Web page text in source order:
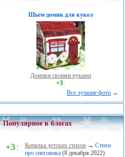
Шьем домик для кукол
Домики своими руками
+3↑
Все лучшие фото →
Популярное в блогах
+3↑ Копилка детских стихов → Стихи
про снеговика (8 декабря 2022)